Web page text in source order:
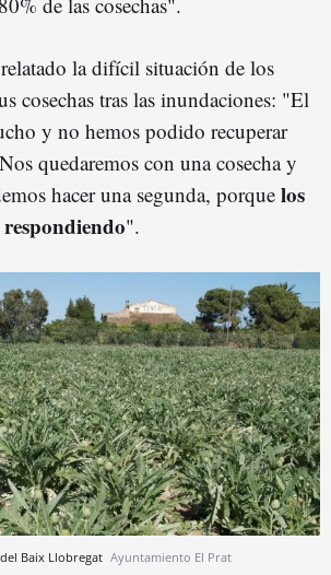
la difícil situación de los
cosechas tras las inundaciones: "El
y no hemos podido recuperar
quedaremos con una cosecha y
hacer una segunda, porque los
".
Baix Llobregat Ayuntamiento El Prat